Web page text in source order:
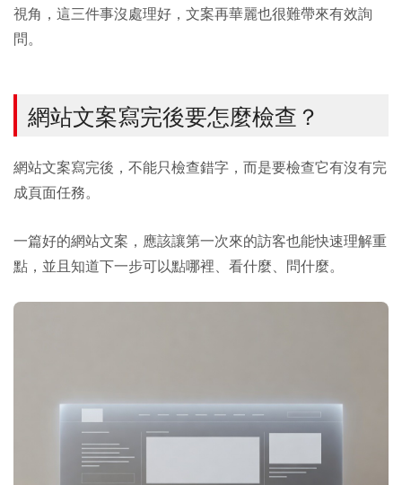
視角，這三件事沒處理好，文案再華麗也很難帶來有效詢
問。
網站文案寫完後要怎麼檢查？
網站文案寫完後，不能只檢查錯字，而是要檢查它有沒有完
成頁面任務。
一篇好的網站文案，應該讓第一次來的訪客也能快速理解重
點，並且知道下一步可以點哪裡、看什麼、問什麼。